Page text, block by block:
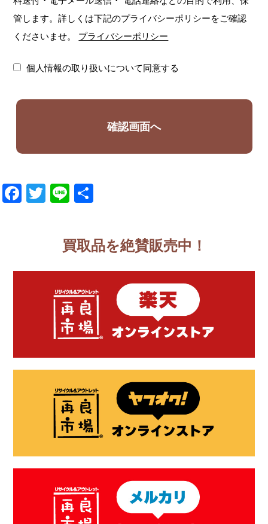
管します。詳しくは下記のプライバシーポリシーをご確認
くださいませ。
プライバシーポリシー
個人情報の取り扱いについて同意する
Facebook
Twitter
Line
買取品を絶賛販売中！